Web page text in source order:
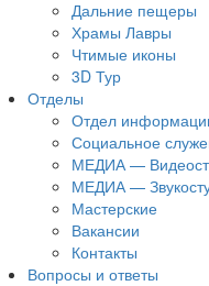
Дальние пещеры
Храмы Лавры
Чтимые иконы
3D Тур
Отделы
Отдел
Социальное
МЕДИА —
МЕДИА —
Мастерские
Вакансии
Контакты
Вопросы и ответы